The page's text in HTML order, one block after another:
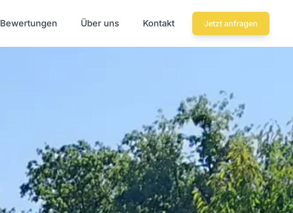
Bewertungen Über uns Kontakt Jetzt anfragen